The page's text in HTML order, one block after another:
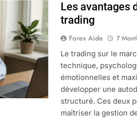
Les avantages
trading
Forex Aide 7
Le trading sur le
technique,
émotionnelles et
développer une
structuré. Ces deux
maîtriser la gestion